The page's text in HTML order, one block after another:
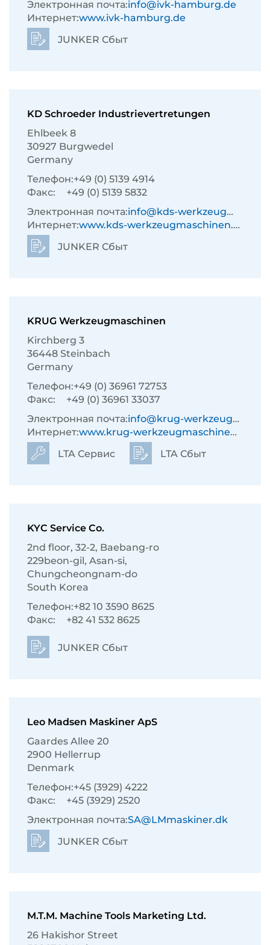
Электронная почта:info@ivk-hamburg.de
Интернет:www.ivk-hamburg.de
JUNKER Сбыт
KD Schroeder Industrievertretungen
Ehlbeek 8
30927 Burgwedel
Germany
Телефон:+49 (0) 5139 4914
Факс:
+49 (0) 5139 5832
Электронная почта:info@kds-werkzeugmaschinen.de
Интернет:www.kds-werkzeugmaschinen.de
JUNKER Сбыт
KRUG Werkzeugmaschinen
Kirchberg 3
36448 Steinbach
Germany
Телефон:+49 (0) 36961 72753
Факс:
+49 (0) 36961 33037
Электронная почта:info@krug-werkzeugmaschinen.de
Интернет:www.krug-werkzeugmaschinen.de
LTA Сервис
LTA Сбыт
KYC Service Co.
2nd floor, 32-2, Baebang-ro
229beon-gil, Asan-si,
Chungcheongnam-do
South Korea
Телефон:+82 10 3590 8625
Факс:
+82 41 532 8625
JUNKER Сбыт
Leo Madsen Maskiner ApS
Gaardes Allee 20
2900 Hellerrup
Denmark
Телефон:+45 (3929) 4222
Факс:
+45 (3929) 2520
Электронная почта:SA@LMmaskiner.dk
JUNKER Сбыт
M.T.M. Machine Tools Marketing Ltd.
26 Hakishor Street